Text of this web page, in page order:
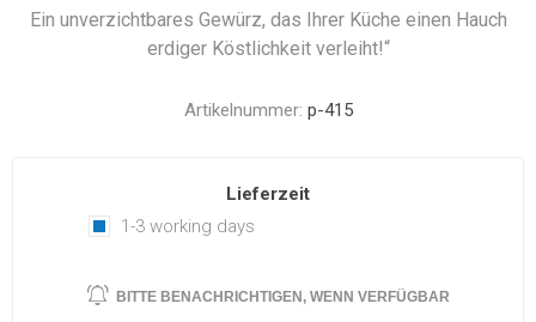
Ein unverzichtbares Gewürz, das Ihrer Küche einen Hauch
erdiger Köstlichkeit verleiht!“
Artikelnummer: p-415
Lieferzeit
1-3 working days
BITTE BENACHRICHTIGEN, WENN VERFÜGBAR